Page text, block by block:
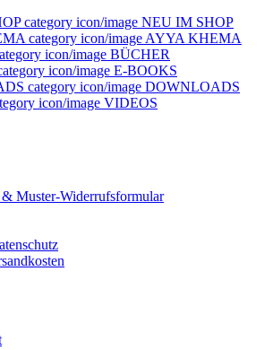
NEU IM SHOP
AYYA KHEMA
BÜCHER
E-BOOKS
DOWNLOADS
VIDEOS
Muster-Widerrufsformular